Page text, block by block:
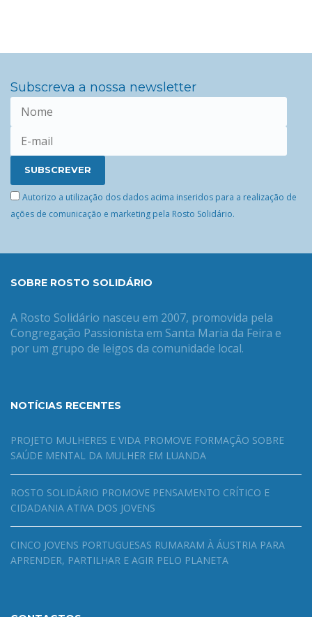
Subscreva a nossa newsletter
Autorizo a utilização dos dados acima inseridos para a realização de
ações de comunicação e marketing pela Rosto Solidário.
SOBRE ROSTO SOLIDÁRIO
A Rosto Solidário nasceu em 2007, promovida pela
Congregação Passionista em Santa Maria da Feira e
por um grupo de leigos da comunidade local.
NOTÍCIAS RECENTES
PROJETO MULHERES E VIDA PROMOVE FORMAÇÃO SOBRE
SAÚDE MENTAL DA MULHER EM LUANDA
ROSTO SOLIDÁRIO PROMOVE PENSAMENTO CRÍTICO E
CIDADANIA ATIVA DOS JOVENS
CINCO JOVENS PORTUGUESAS RUMARAM À ÁUSTRIA PARA
APRENDER, PARTILHAR E AGIR PELO PLANETA